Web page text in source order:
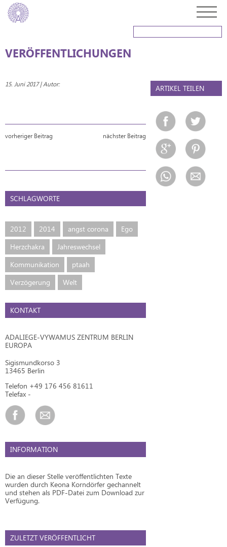
VERÖFFENTLICHUNGEN
15. Juni 2017 | Autor:
vorheriger Beitrag nächster Beitrag
SCHLAGWORTE
2012 2014 angst corona
Ego
Herzchakra
Jahreswechsel
Kommunikation
ptaah
Verzögerung
Welt
KONTAKT
ADALIEGE-VYWAMUS ZENTRUM BERLIN
EUROPA
Sigismundkorso 3
13465 Berlin
Telefon +49 176 456 81611
Telefax -
ARTIKEL TEILEN
INFORMATION
Die an dieser Stelle veröffentlichten Texte
wurden durch Keona Korndörfer gechannelt
und stehen als PDF-Datei zum Download zur
Verfügung.
ZULETZT VERÖFFENTLICHT